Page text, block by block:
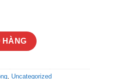
HÀNG
, Uncategorized